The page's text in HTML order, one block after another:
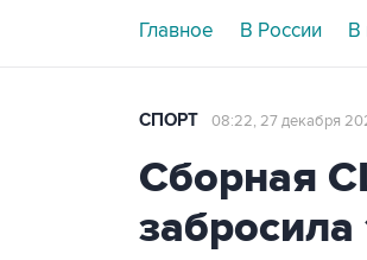
Главное В России В
СПОРТ 08:22, 27 декабря
Сборная